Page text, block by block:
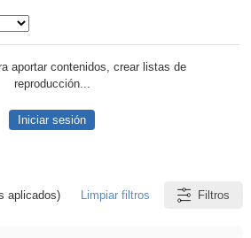
aportar contenidos, crear listas de
reproducción...
Iniciar sesión
aplicados) Limpiar filtros Filtros